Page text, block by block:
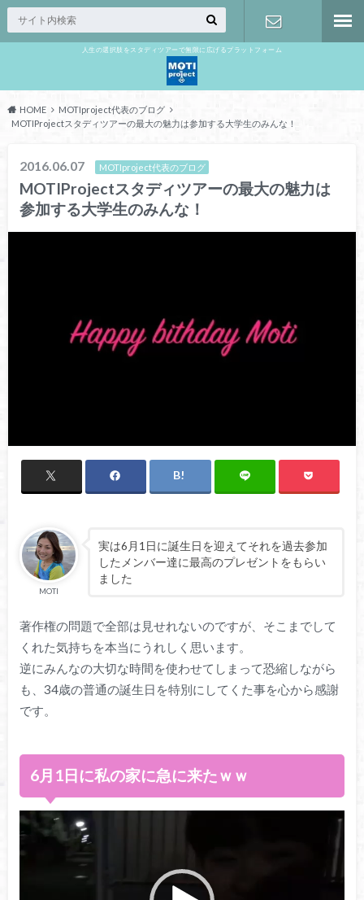
人生の選択肢をスタディツアーで無限に広げるプラットフォーム
HOME
MOTIproject代表のブログ
MOTIProjectスタディツアーの最大の魅力は参加する大学生のみんな！
2016.06.07 MOTIproject代表のブログ
MOTIProjectスタディツアーの最大の魅力は
参加する大学生のみんな！
MOTI
実は6月1日に誕生日を迎えてそれを過去参加
したメンバー達に最高のプレゼントをもらい
ました
著作権の問題で全部は見せれないのですが、そこまでして
くれた気持ちを本当にうれしく思います。
逆にみんなの大切な時間を使わせてしまって恐縮しながら
も、34歳の普通の誕生日を特別にしてくた事を心から感謝
です。
6月1日に私の家に急に来たｗｗ
動
画
プ